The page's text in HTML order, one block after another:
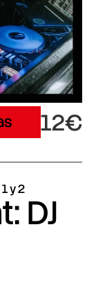
12€
y 2
DJ